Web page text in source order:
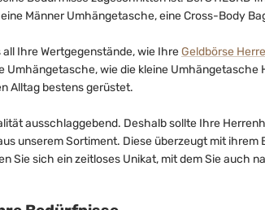
Männer Umhängetasche, eine Cross-Body
Ihre Wertgegenstände, wie IhreGeldbörse
wie die kleine
Alltag bestens gerüstet.
ausschlaggebend. Deshalb sollte Ihre
unserem Sortiment. Diese überzeugt mit
Sie sich ein zeitloses Unikat, mit dem Sie auch